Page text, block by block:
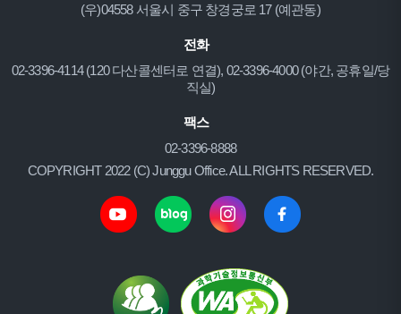
(우)04558 서울시 중구 창경궁로 17 (예관동)
전화
02-3396-4114 (120 다산콜센터로 연결), 02-3396-4000 (야간, 공휴일/당
직실)
팩스
02-3396-8888
COPYRIGHT 2022 (C) Junggu Office. ALL RIGHTS RESERVED.